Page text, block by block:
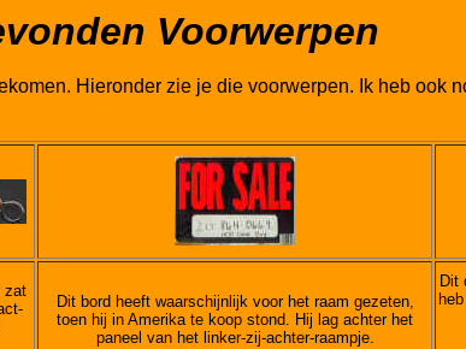
Voorwerpen
Hieronder zie je die voorwerpen. Ik heb ook
zat
Dit bord heeft waarschijnlijk voor het raam gezeten,
toen hij in Amerika te koop stond. Hij lag achter het
paneel van het linker-zij-achter-raampje.
Dit